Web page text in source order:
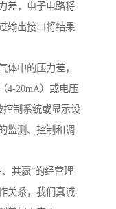
差，电子电路将
输出接口将结果
体中的压力差，
4-20mA）或电压
控制系统或显示设
监测、控制和调
共赢”的经营理
关系，我们真诚